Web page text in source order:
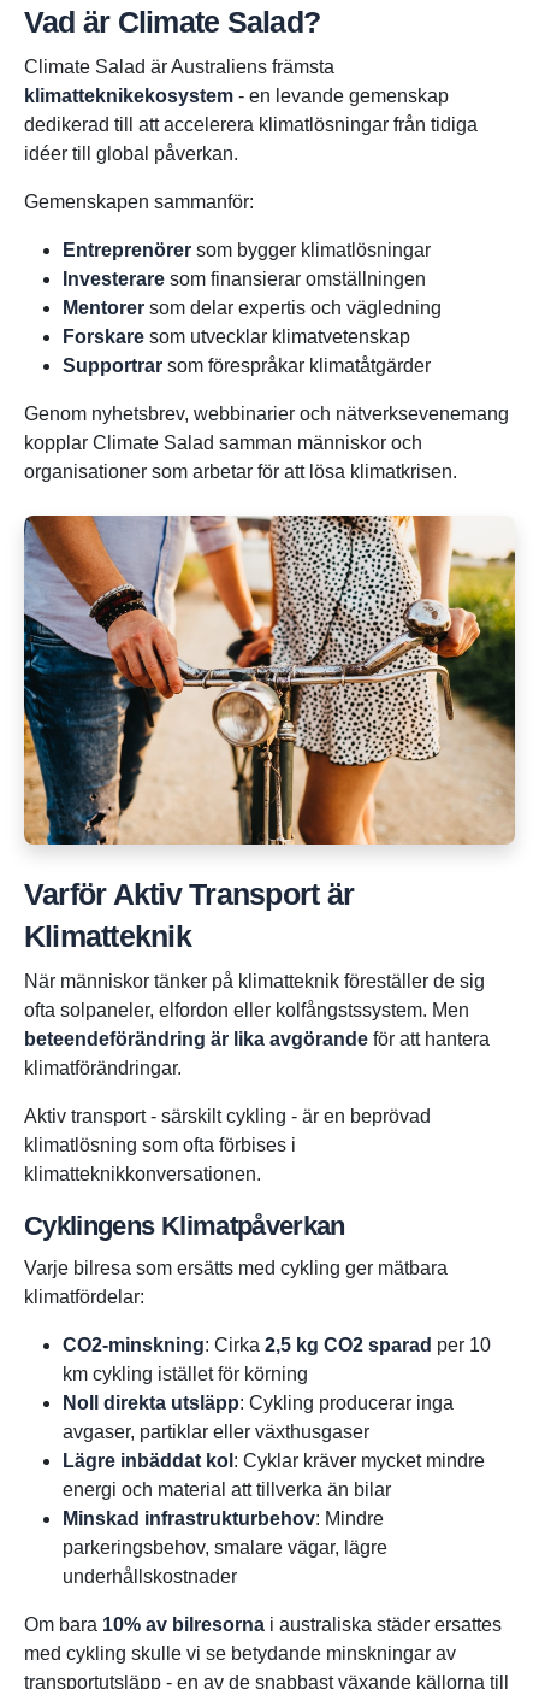
Vad är Climate Salad?
Climate Salad är Australiens främsta
klimatteknikekosystem - en levande gemenskap
dedikerad till att accelerera klimatlösningar från tidiga
idéer till global påverkan.
Gemenskapen sammanför:
Entreprenörer som bygger klimatlösningar
Investerare som finansierar omställningen
Mentorer som delar expertis och vägledning
Forskare som utvecklar klimatvetenskap
Supportrar som förespråkar klimatåtgärder
Genom nyhetsbrev, webbinarier och nätverksevenemang
kopplar Climate Salad samman människor och
organisationer som arbetar för att lösa klimatkrisen.
Varför Aktiv Transport är
Klimatteknik
När människor tänker på klimatteknik föreställer de sig
ofta solpaneler, elfordon eller kolfångstssystem. Men
beteendeförändring är lika avgörande för att hantera
klimatförändringar.
Aktiv transport - särskilt cykling - är en beprövad
klimatlösning som ofta förbises i
klimatteknikkonversationen.
Cyklingens Klimatpåverkan
Varje bilresa som ersätts med cykling ger mätbara
klimatfördelar:
CO2-minskning: Cirka 2,5 kg CO2 sparad per 10
km cykling istället för körning
Noll direkta utsläpp: Cykling producerar inga
avgaser, partiklar eller växthusgaser
Lägre inbäddat kol : Cyklar kräver mycket mindre
energi och material att tillverka än bilar
Minskad infrastrukturbehov: Mindre
parkeringsbehov, smalare vägar, lägre
underhållskostnader
Om bara 10% av bilresorna i australiska städer ersattes
med cykling skulle vi se betydande minskningar av
transportutsläpp - en av de snabbast växande källorna till